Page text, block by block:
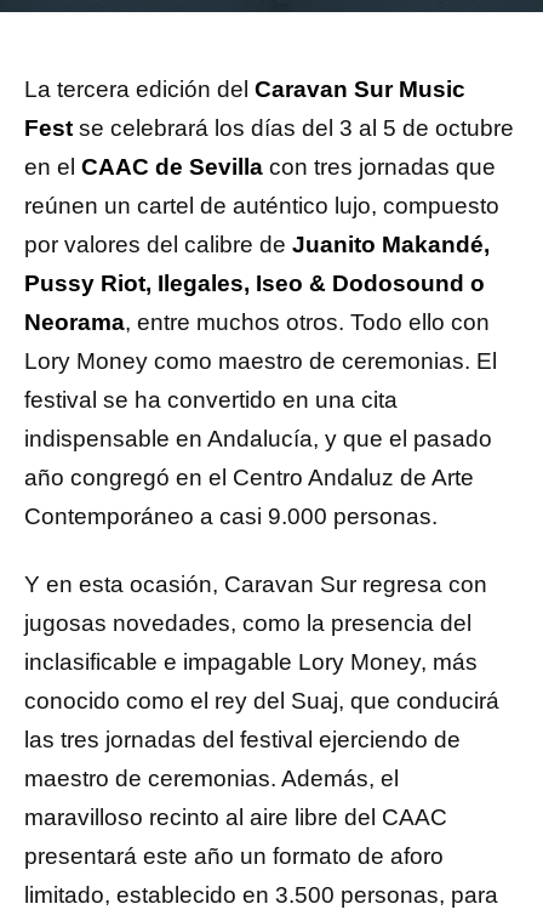
La tercera edición del Caravan Sur Music
Fest se celebrará los días del 3 al 5 de octubre
en el CAAC de Sevilla con tres jornadas que
reúnen un cartel de auténtico lujo, compuesto
por valores del calibre de Juanito Makandé,
Pussy Riot, Ilegales, Iseo & Dodosound o
Neorama, entre muchos otros. Todo ello con
Lory Money como maestro de ceremonias. El
festival se ha convertido en una cita
indispensable en Andalucía, y que el pasado
año congregó en el Centro Andaluz de Arte
Contemporáneo a casi 9.000 personas.
Y en esta ocasión, Caravan Sur regresa con
jugosas novedades, como la presencia del
inclasificable e impagable Lory Money, más
conocido como el rey del Suaj, que conducirá
las tres jornadas del festival ejerciendo de
maestro de ceremonias. Además, el
maravilloso recinto al aire libre del CAAC
presentará este año un formato de aforo
limitado, establecido en 3.500 personas, para